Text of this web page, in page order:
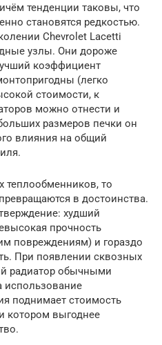
тенденции таковы, что
становятся редкостью.
Chevrolet Lacetti
узлы. Они дороже
коэффициент
(легко
стоимости, к
можно отнести и
размеров печки он
влияния на общий
теплообменников, то
в достоинства.
худший
прочность
повреждениям) и гораздо
При появлении сквозных
радиатор обычными
использование
поднимает стоимость
котором выгоднее